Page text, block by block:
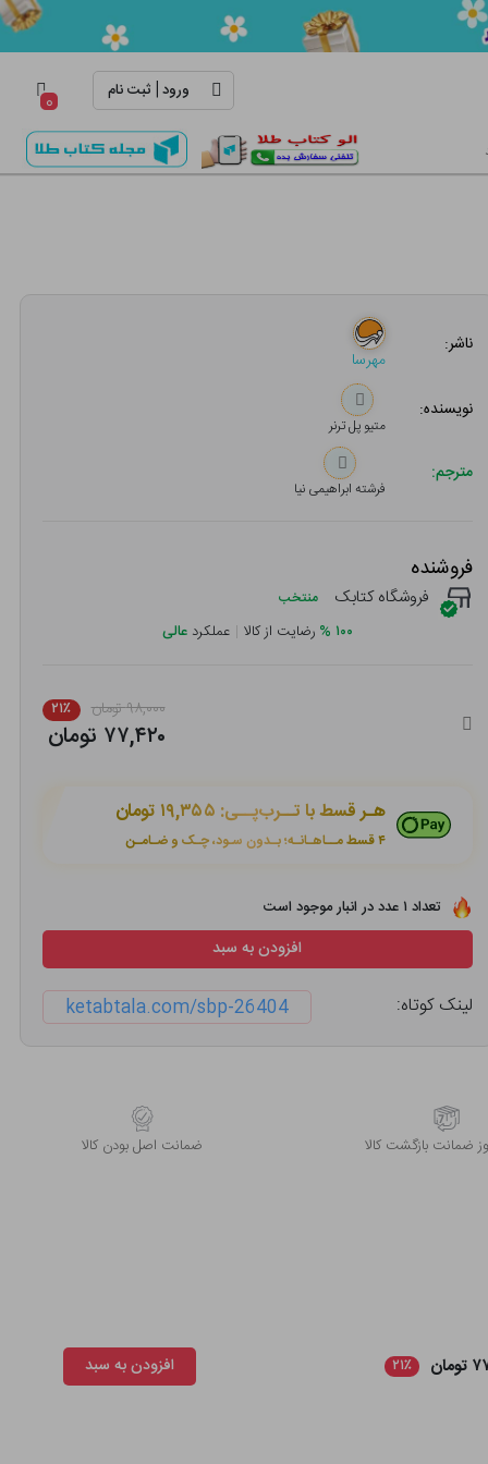
ورود| ثبت نام ۰
ناشر:
مهرسا
نویسنده:
متیو پل ترنر
مترجم:
فرشته ابراهیمی نیا
فروشنده
فروشگاه کتابک منتخب
۱۰۰ % رضایت از کالا | عملکرد عالی
۹۸,۰۰۰ تومان ۲۱٪
۷۷,۴۲۰ تومان
هـر قسط با تــرب‌پــی: ۱۹,۳۵۵ تومان
۴ قسط مــاهـانـه؛ بـدون سـود، چـک و ضـامـن
تعداد ۱ عدد در انبار موجود است
افزودن به سبد
لینک کوتاه: ketabtala.com/sbp-26404
ضمانت بازگشت کالا ﺿﻤﺎﻧﺖ اﺻﻞ ﺑﻮدن ﮐﺎﻟﺎ
۲۱٪ افزودن به سبد